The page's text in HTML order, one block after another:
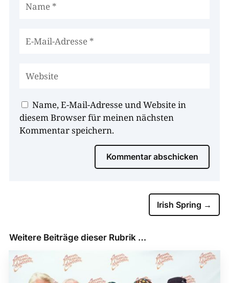
Name, E-Mail-Adresse und Website in
diesem Browser für meinen nächsten
Kommentar speichern.
Kommentar abschicken
Irish Spring →
Weitere Beiträge dieser Rubrik …